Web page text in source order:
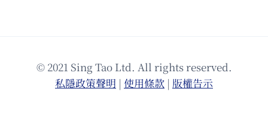
© 2021 Sing Tao Ltd. All rights reserved.
私隱政策聲明 | 使⽤條款 | 版權告⽰